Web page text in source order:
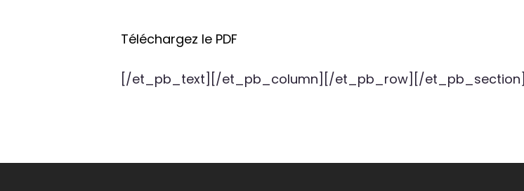
Téléchargez le PDF
[/et_pb_text][/et_pb_column][/et_pb_row][/et_pb_section]